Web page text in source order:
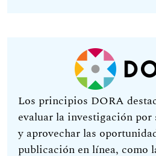
Los principios DORA
evaluar la investigación
y aprovechar las
publicación en línea, como